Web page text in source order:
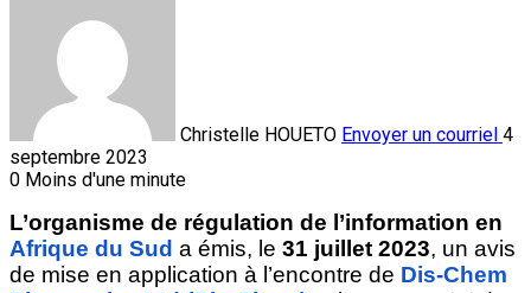
Christelle HOUETO Envoyer un courriel 4
septembre 2023
0 Moins d'une minute
Afrique du Sud a émis, le 31 juillet 2023, un avis
de mise en application à l’encontre de Dis-Chem